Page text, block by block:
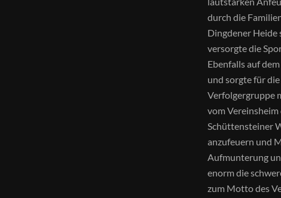
durch die
Dingdener
versorgte die
Ebenfalls auf
und sorgte für
Verfolgergruppe
vom
Schüttensteiner
anzufeuern und
Aufmunterung
enorm die
zum Motto des